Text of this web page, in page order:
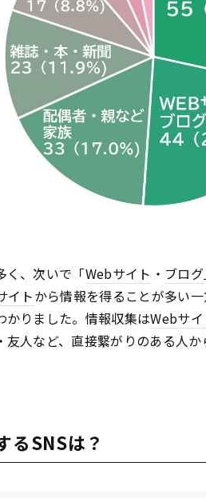
く、次いで「Webサイト ・ ブログ
イトから情報を得ることが多い
かりました。情報収集はWebサイ
人など、直接繋がりのある人
るSNSは？